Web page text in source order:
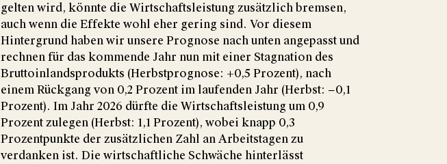
gelten wird, könnte die Wirtschaftsleistung zusätzlich bremsen,
auch wenn die Effekte wohl eher gering sind. Vor diesem
Hintergrund haben wir unsere Prognose nach unten angepasst und
rechnen für das kommende Jahr nun mit einer Stagnation des
Bruttoinlandsprodukts (Herbstprognose: +0,5 Prozent), nach
einem Rückgang von 0,2 Prozent im laufenden Jahr (Herbst: −0,1
Prozent). Im Jahr 2026 dürfte die Wirtschaftsleistung um 0,9
Prozent zulegen (Herbst: 1,1 Prozent), wobei knapp 0,3
Prozentpunkte der zusätzlichen Zahl an Arbeitstagen zu
verdanken ist. Die wirtschaftliche Schwäche hinterlässt